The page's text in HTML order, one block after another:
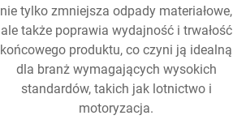
nie tylko zmniejsza odpady materiałowe,
ale także poprawia wydajność i trwałość
końcowego produktu, co czyni ją idealną
dla branż wymagających wysokich
standardów, takich jak lotnictwo i
motoryzacja.